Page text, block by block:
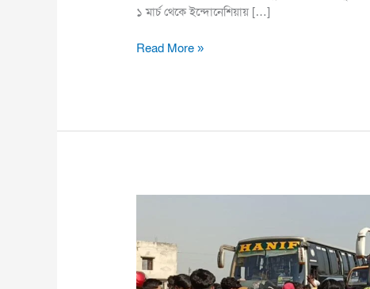
১ মার্চ থেকে ইন্দোনেশিয়ায় […]
Read More »
দাবিতে
শ্রমিকদের
মহাসড়ক